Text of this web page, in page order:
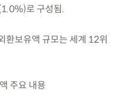
로 구성됨.
보유액 규모는 세계 12위
주요 내용